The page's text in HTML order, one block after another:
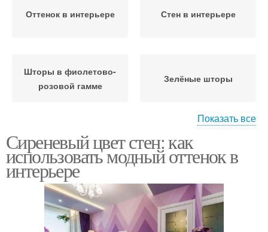
Оттенок в интерьере Стен в интерьере
Шторы в фиолетово-
розовой гамме
Зелёные шторы
Штрих для фиолетовой
комнаты
Светлые шторы
Показать все
Сиреневый цвет стен: как
использовать модный оттенок в
интерьере